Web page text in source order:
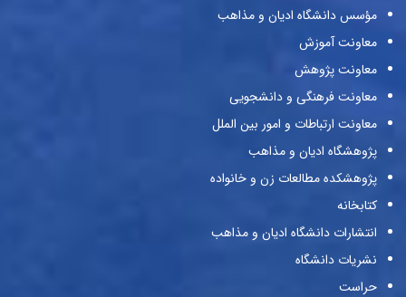
مؤسس دانشگاه ادیان و مذاهب
معاونت آموزش
معاونت پژوهش
معاونت فرهنگی و دانشجویی
معاونت ارتباطات و امور بین الملل
پژوهشگاه ادیان و مذاهب
پژوهشکده مطالعات زن و خانواده
کتابخانه
انتشارات دانشگاه ادیان و مذاهب
نشریات دانشگاه
حراست